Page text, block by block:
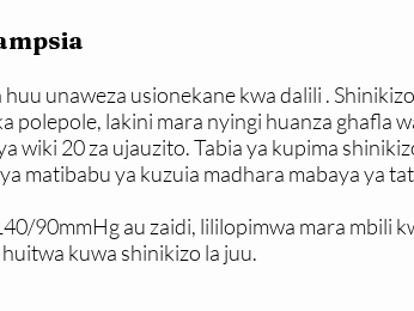
unaweza usionekane kwa dalili .
polepole, lakini mara nyingi huanza ghafla
wiki 20 za ujauzito. Tabia ya kupima
matibabu ya kuzuia madhara mabaya ya
90mmHg au zaidi, lililopimwa mara mbili
kuwa shinikizo la juu.